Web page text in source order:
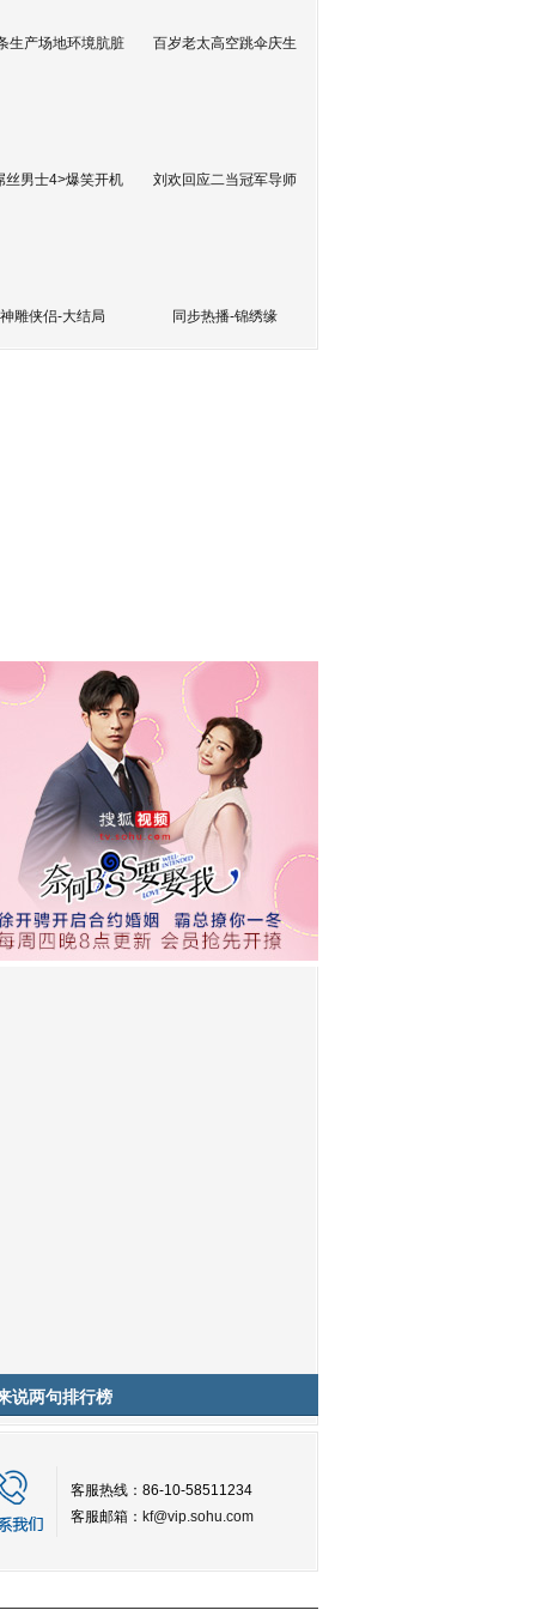
生产场地环境肮脏 百岁老太高空跳伞庆生
丝男士4>爆笑开机 刘欢回应二当冠军导师
神雕侠侣-大结局 同步热播-锦绣缘
说两句排行榜
客服热线：86-10-58511234
客服邮箱： kf@vip.sohu.com